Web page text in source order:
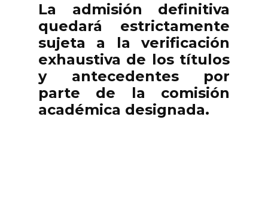
La admisión definitiva
quedará estrictamente
sujeta a la verificación
exhaustiva de los títulos
y antecedentes por
parte de la comisión
académica designada.